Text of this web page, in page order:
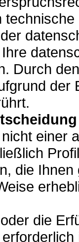
Durch
der
einer
die
die